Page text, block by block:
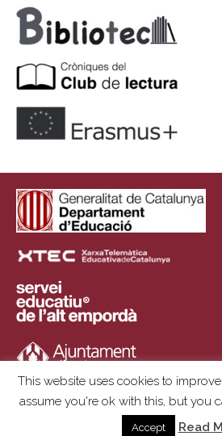
Copyright © 2025 | Institut Ramon
This website uses cookies to
assume you're ok with this, but you
Accept Read